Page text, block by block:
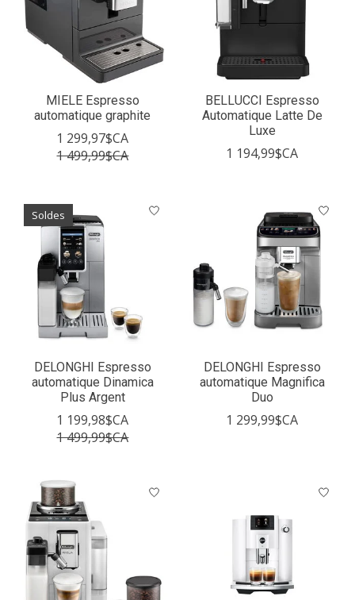
MIELE Espresso
automatique graphite
1 299,97$CA
1 499,99$CA
BELLUCCI Espresso
Automatique Latte De
Luxe
1 194,99$CA
Soldes
DELONGHI Espresso
automatique Dinamica
Plus Argent
1 199,98$CA
1 499,99$CA
DELONGHI Espresso
automatique Magnifica
Duo
1 299,99$CA